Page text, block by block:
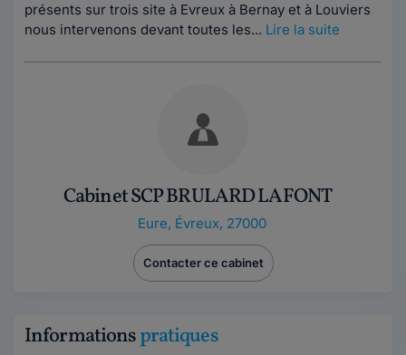
présents sur trois site à Evreux à Bernay et à Louviers
nous intervenons devant toutes les... Lire la suite
Cabinet SCP BRULARD LAFONT
Eure, Évreux, 27000
Contacter ce cabinet
Informationspratiques